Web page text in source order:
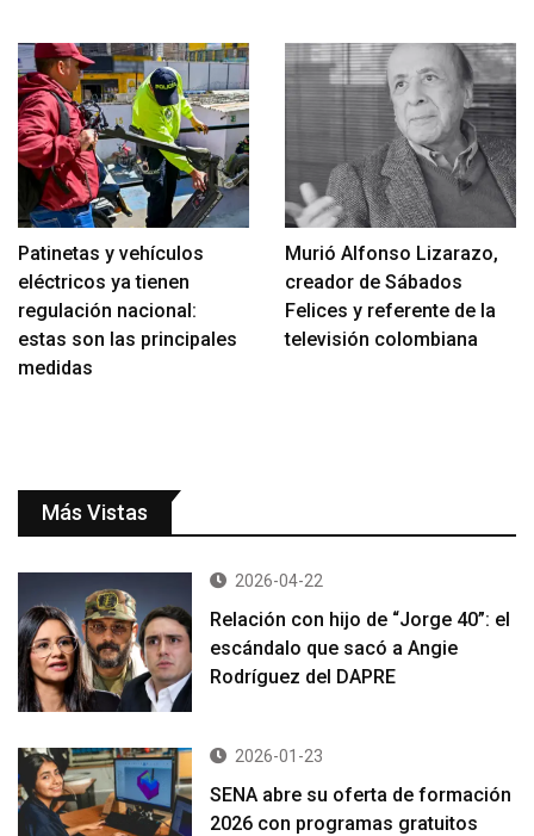
Patinetas y vehículos
eléctricos ya tienen
regulación nacional:
estas son las principales
medidas
Murió Alfonso Lizarazo,
creador de Sábados
Felices y referente de la
televisión colombiana
Más Vistas
2026-04-22
Relación con hijo de “Jorge 40”: el
escándalo que sacó a Angie
Rodríguez del DAPRE
2026-01-23
SENA abre su oferta de formación
2026 con programas gratuitos